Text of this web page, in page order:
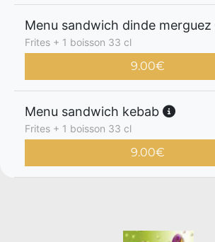
Menu sandwich dinde merguez
Frites + 1 boisson 33 cl
9.00€
Menu sandwich kebab
Frites + 1 boisson 33 cl
9.00€